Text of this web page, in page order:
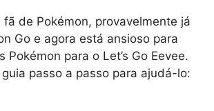
fã de Pokémon, provavelmente já
Go e agora está ansioso para
Pokémon para o Let’s Go Eevee.
passo a passo para ajudá-lo: